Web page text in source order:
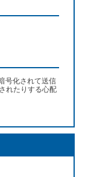
号化されて送信
れたりする心配